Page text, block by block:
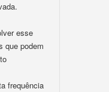
esse
que podem
frequência